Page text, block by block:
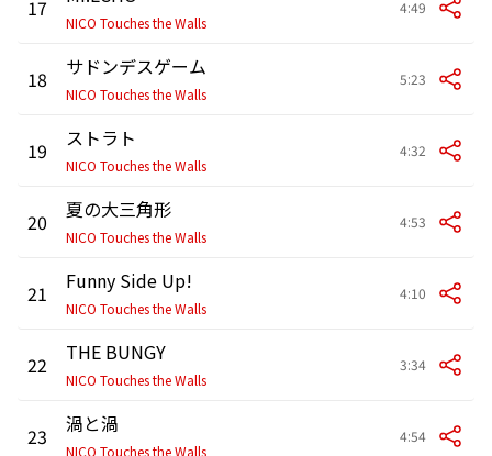
17
NICO Touches the Walls
4:49
18 サドンデスゲーム
NICO Touches the Walls
5:23
19 ストラト
NICO Touches the Walls
4:32
20 夏の大三角形
NICO Touches the Walls
4:53
21 Funny Side Up!
NICO Touches the Walls
4:10
22 THE BUNGY
NICO Touches the Walls
3:34
23 渦と渦
NICO Touches the Walls
4:54